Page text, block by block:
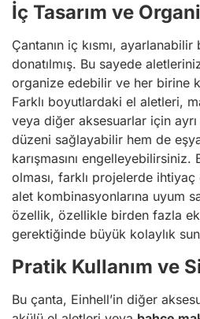
İç Tasarım ve
Çantanın iç kısmı,
donatılmış. Bu sayede
organize edebilir ve her birine
Farklı boyutlardaki el aletleri,
veya diğer aksesuarlar için
düzeni sağlayabilir hem de
karışmasını
olması, farklı projelerde
alet kombinasyonlarına uyum
özellik, özellikle birden fazla
gerektiğinde büyük kolaylık
Pratik Kullanım ve
Bu çanta, Einhell’in diğer